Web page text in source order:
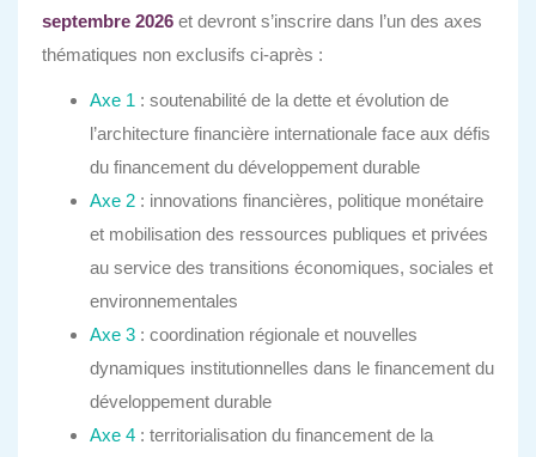
septembre 2026 et devront s’inscrire dans l’un des axes
thématiques non exclusifs ci-après :
Axe 1 : soutenabilité de la dette et évolution de
l’architecture financière internationale face aux défis
du financement du développement durable
Axe 2 : innovations financières, politique monétaire
et mobilisation des ressources publiques et privées
au service des transitions économiques, sociales et
environnementales
Axe 3 : coordination régionale et nouvelles
dynamiques institutionnelles dans le financement du
développement durable
Axe 4 : territorialisation du financement de la